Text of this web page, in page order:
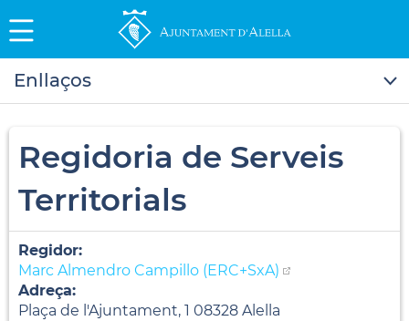
Enllaços
Regidoria de Serveis
Territorials
Regidor:
Marc Almendro Campillo (ERC+SxA)
Adreça:
Plaça de l'Ajuntament, 1 08328 Alella